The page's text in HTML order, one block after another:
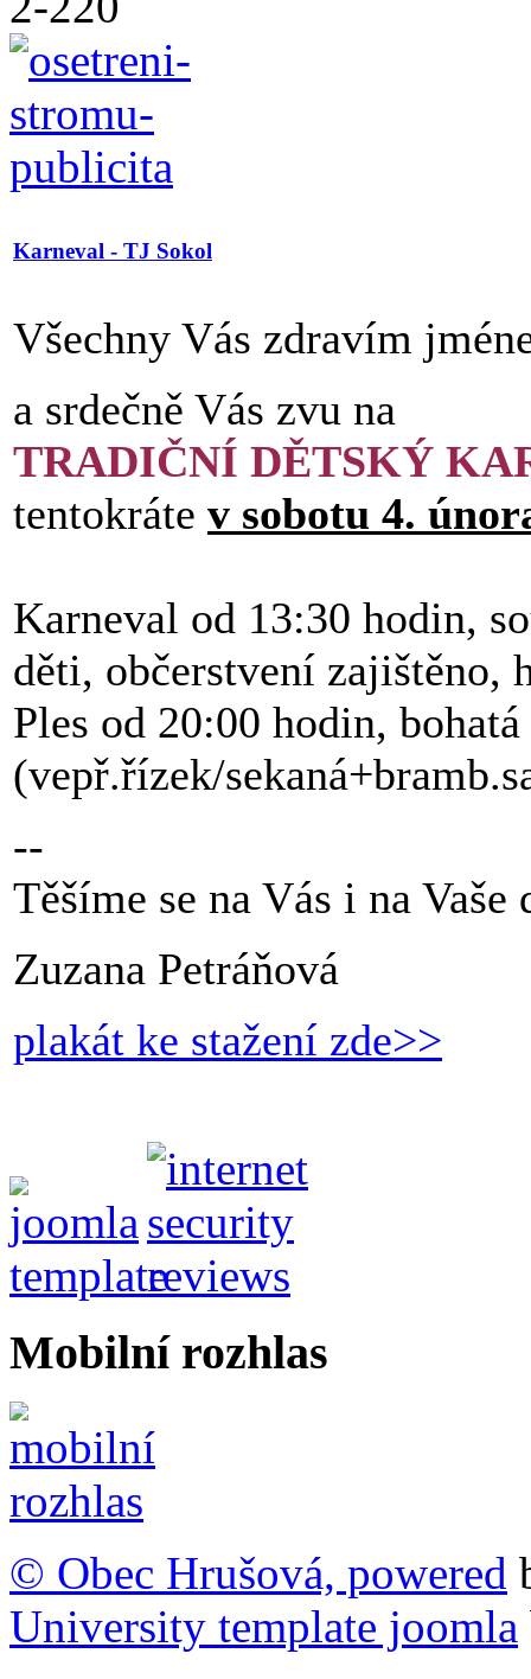
Karneval - TJ Sokol
Všechny Vás zdravím
a srdečně Vás zvu na
TRADIČNÍ DĚTSKÝ
tentokráte v sobotu 4.
Karneval od 13:30 hodin,
děti, občerstvení zajištěno,
Ples od 20:00 hodin,
(vepř.řízek/
--
Těšíme se na Vás i na Vaše
Zuzana Petráňová
plakát ke stažení zde>>
Mobilní rozhlas
© Obec Hrušová, powered
University template joomla